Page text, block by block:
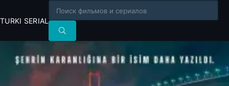
TURKI SERIAL